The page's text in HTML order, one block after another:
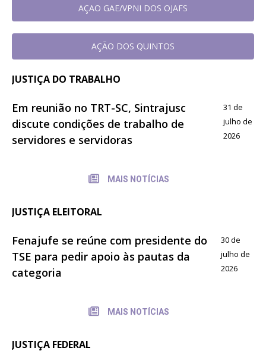
AÇAO GAE/VPNI DOS OJAFS
AÇÃO DOS QUINTOS
JUSTIÇA DO TRABALHO
Em reunião no TRT-SC, Sintrajusc
discute condições de trabalho de
servidores e servidoras
31 de
julho de
2026
MAIS NOTÍCIAS
JUSTIÇA ELEITORAL
Fenajufe se reúne com presidente do
TSE para pedir apoio às pautas da
categoria
30 de
julho de
2026
MAIS NOTÍCIAS
JUSTIÇA FEDERAL